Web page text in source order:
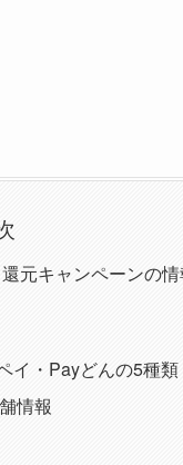
元キャンペーンの情
イ・Payどんの5種類
情報